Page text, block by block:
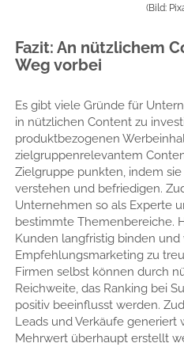
(Bild:
Fazit: An nützlichem
Weg vorbei
Es gibt viele Gründe für
in nützlichen Content zu
produktbezogenen
zielgruppenrelevantem
Zielgruppe punkten, indem
verstehen und befriedigen.
Unternehmen so als Experte
bestimmte Themenbereiche.
Kunden langfristig binden
Empfehlungsmarketing zu
Firmen selbst können durch
Reichweite, das Ranking bei
positiv beeinflusst werden.
Leads und Verkäufe
Mehrwert überhaupt erstellt